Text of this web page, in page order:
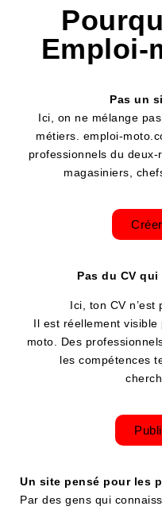
Emploi-
Pas un
Ici, on ne mélange
métiers. emploi-
professionnels du deux-
magasiniers,
Pas du CV
Ici, ton CV n’est
Il est réellement
moto. Des
les compétences
Un site pensé pour les
Par des gens qui